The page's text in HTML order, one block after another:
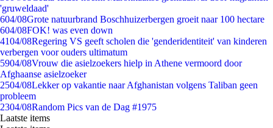
'gruweldaad'
604/08Grote natuurbrand Boschhuizerbergen groeit naar 100 hectare
604/08FOK! was even down
4104/08Regering VS geeft scholen die 'genderidentiteit' van kinderen
verbergen voor ouders ultimatum
5904/08Vrouw die asielzoekers hielp in Athene vermoord door
Afghaanse asielzoeker
2504/08Lekker op vakantie naar Afghanistan volgens Taliban geen
probleem
2304/08Random Pics van de Dag #1975
Laatste items